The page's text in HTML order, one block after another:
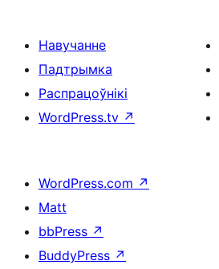
Навучанне
Падтрымка
Распрацоўнікі
WordPress.tv ↗
WordPress.com ↗
Matt
bbPress ↗
BuddyPress ↗